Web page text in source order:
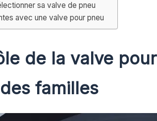
sa valve de pneu
avec une valve pour pneu
de la valve pour
familles